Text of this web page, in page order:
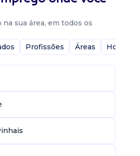
sua área, em todos os
Profissões Áreas Home-